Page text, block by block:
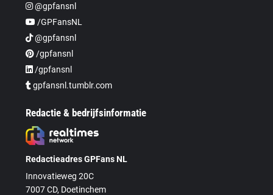
@gpfansnl
/GPFansNL
@gpfansnl
/gpfansnl
/gpfansnl
gpfansnl.tumblr.com
Redactie & bedrijfsinformatie
Redactieadres GPFans NL
Innovatieweg 20C
7007 CD, Doetinchem